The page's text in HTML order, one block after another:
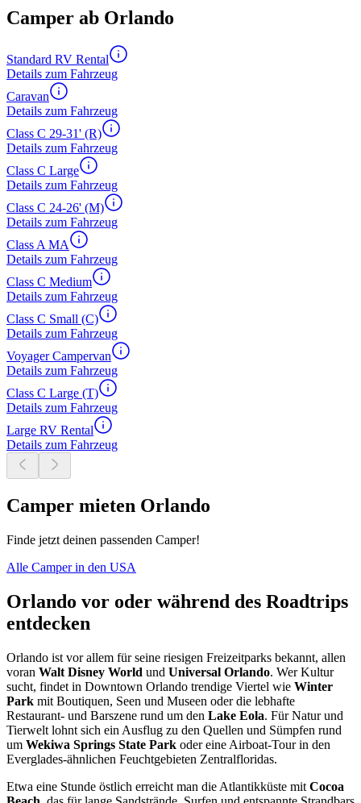
Camper ab Orlando
Standard RV Rental
Details zum Fahrzeug
Caravan
Details zum Fahrzeug
Class C 29-31' (R)
Details zum Fahrzeug
Class C Large
Details zum Fahrzeug
Class C 24-26' (M)
Details zum Fahrzeug
Class A MA
Details zum Fahrzeug
Class C Medium
Details zum Fahrzeug
Class C Small (C)
Details zum Fahrzeug
Voyager Campervan
Details zum Fahrzeug
Class C Large (T)
Details zum Fahrzeug
Large RV Rental
Details zum Fahrzeug
Camper mieten Orlando
Finde jetzt deinen passenden Camper!
Alle Camper in den USA
Orlando vor oder während des Roadtrips
entdecken
Orlando ist vor allem für seine riesigen Freizeitparks bekannt, allen
voran Walt Disney World und Universal Orlando. Wer Kultur
sucht, findet in Downtown Orlando trendige Viertel wie Winter
Park mit Boutiquen, Seen und Museen oder die lebhafte
Restaurant- und Barszene rund um den Lake Eola. Für Natur und
Tierwelt lohnt sich ein Ausflug zu den Quellen und Sümpfen rund
um Wekiwa Springs State Park oder eine Airboat-Tour in den
Everglades-ähnlichen Feuchtgebieten Zentralfloridas.
Etwa eine Stunde östlich erreicht man die Atlantikküste mit Cocoa